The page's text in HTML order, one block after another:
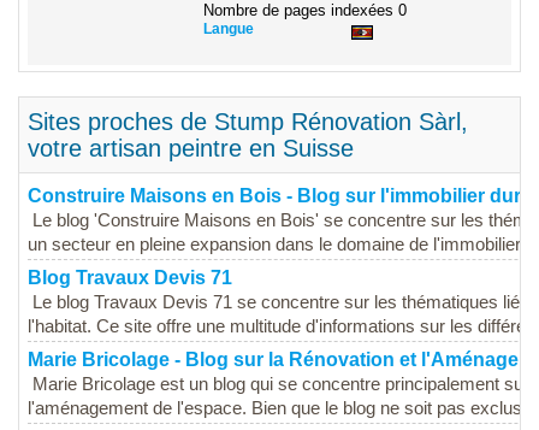
Nombre de pages indexées 0
Langue
Sites proches de Stump Rénovation Sàrl,
votre artisan peintre en Suisse
Construire Maisons en Bois - Blog sur l'immobilier
Le blog 'Construire Maisons en Bois' se concentre sur les
un secteur en pleine expansion dans le domaine de l'immobilier
Blog Travaux Devis 71
Le blog Travaux Devis 71 se concentre sur les thématiques
l'habitat. Ce site offre une multitude d'informations sur les
Marie Bricolage - Blog sur la Rénovation et
Marie Bricolage est un blog qui se concentre principalement
l'aménagement de l'espace. Bien que le blog ne soit pas